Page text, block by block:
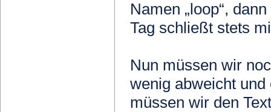
Namen „loop“,
Tag schließt stets
Nun müssen wir
wenig abweicht und
müssen wir den